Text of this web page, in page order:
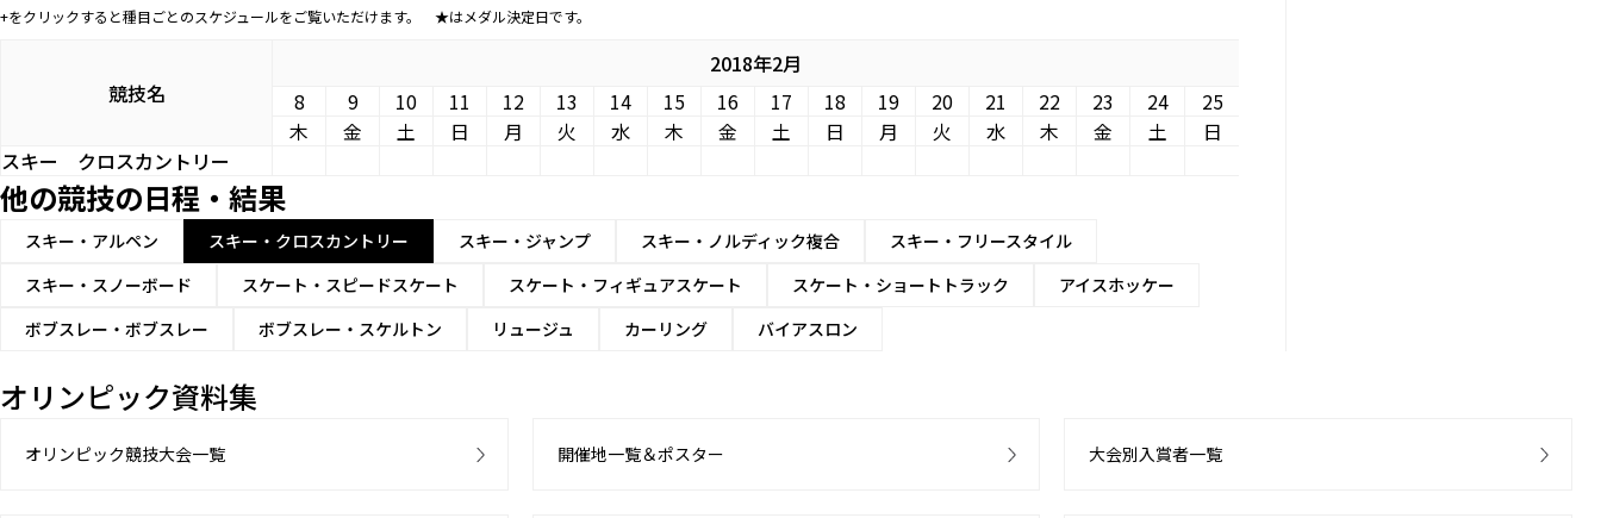
+をクリックすると種目ごとのスケジュールをご覧いただけます。 ★はメダル決定日です。
競技名
2018年2月
8
9 10 11 12 13 14 15 16 17 18 19 20 21 22 23 24
25
木
金 土 日 月 火 水 木 金 土 日 月 火 水 木 金 土
日
スキー クロスカントリー
他の競技の日程・結果
スキー・アルペン スキー・クロスカントリー スキー・ジャンプ スキー・ノルディック複合
スキー・フリースタイル
スキー・スノーボード
スケート・スピードスケート スケート・フィギュアスケート スケート・ショートトラック
アイスホッケー
ボブスレー・ボブスレー
ボブスレー・スケルトン リュージュ カーリング バイアスロン
オリンピック資料集
オリンピック競技大会一覧 開催地一覧＆ポスター 大会別入賞者一覧